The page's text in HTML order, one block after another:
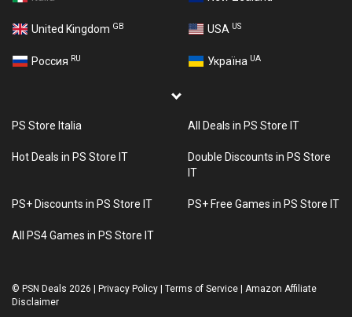
United Kingdom GB USA US
Россия RU Україна UA
PS Store Italia All Deals in PS Store IT
Hot Deals in PS Store IT
Double Discounts in PS Store
IT
PS+ Discounts in PS Store IT PS+ Free Games in PS Store IT
All PS4 Games in PS Store IT
© PSN Deals 2026 Privacy Policy Terms of Service
Amazon Affiliate
Disclaimer